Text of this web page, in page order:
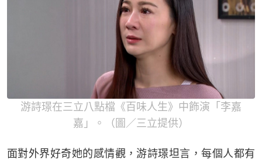
游詩璟在三立八點檔《百味人生》中飾演「李嘉
嘉」。（圖／三立提供）
面對外界好奇她的感情觀，游詩璟坦言，每個人都有